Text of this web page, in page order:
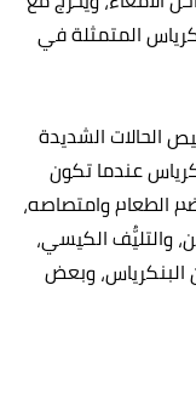
المتمثلة في
الحالات الشديدة
عندما تكون
الطعام وامتصاصه،
والتليُّف الكيسي،
البنكرياس، وبعض